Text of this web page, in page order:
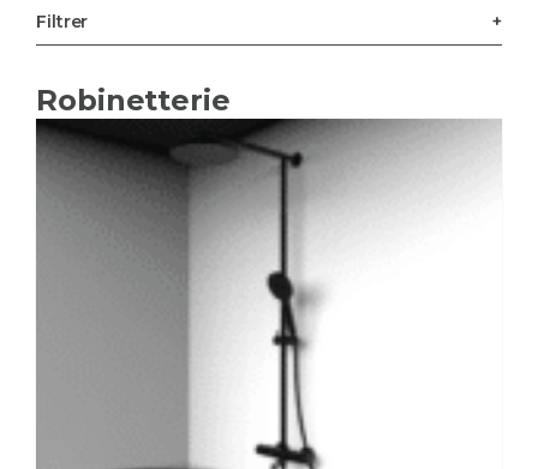
Filtrer
Robinetterie